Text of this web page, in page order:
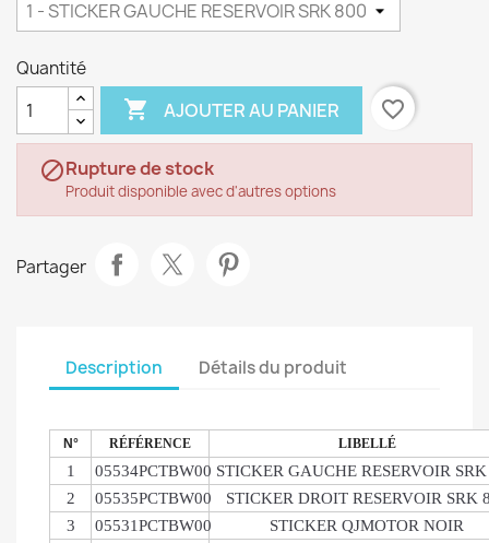
Quantité
 AJOUTER AU PANIER favorite_border
Rupture de stock
Produit disponible avec d'autres options
Partager
Description Détails du produit
N° RÉFÉRENCE LIBELLÉ
1 05534PCTBW00 STICKER GAUCHE RESERVOIR
2
05535PCTBW00
STICKER DROIT RESERVOIR SRK
3
05531PCTBW00
STICKER QJMOTOR NOIR